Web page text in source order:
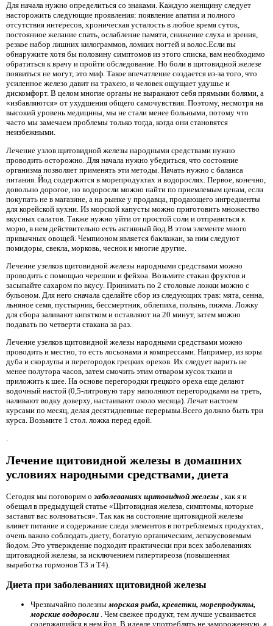
Для начала нужно определиться со знаками. Каждую женщину следует
насторожить следующие проявления: появление апатии и полного
отсутствия интересов, хроническая усталость в любое время суток,
постоянное желание спать, ослабление памяти, снижение слуха и зрения,
резкое набор лишних килограммов, ломких ногтей и волос.Если вы
обнаружите хотя бы половину симптомов из этого списка, вам необходимо
обратиться к врачу и пройти обследование. Но боли в щитовидной железе
появиться не могут, это миф. Такое впечатление создается из-за того, что
усиленное железо давит на трахею, и человек ощущает удушье и
дискомфорт. В целом многие органы не выражают себя прямыми болями, а
«избавляются» от ухудшения общего самочувствия. Поэтому, несмотря на
высокий уровень медицины, мы не стали менее больными, потому что
часто мы замечаем проблемы только тогда, когда они становятся
неизбежными.
Лечение узлов щитовидной железы народными средствами нужно
проводить осторожно. Для начала нужно убедиться, что состояние
организма позволяет применять эти методы. Начать нужно с баланса
питания. Йод содержится в морепродуктах и ​​водорослях. Первое, конечно,
довольно дорогое, но водоросли можно найти по приемлемым ценам, если
покупать не в магазине, а на рынке у продавца, продающего ингредиенты
для корейской кухни. Из морской капусты можно приготовить множество
вкусных салатов. Также нужно уйти от простой соли и отправиться к
морю, в нем действительно есть активный йод.В этом элементе много
привычных овощей. Чемпионом является баклажан, за ним следуют
помидоры, свекла, морковь, чеснок и многие другие.
Лечение узелков щитовидной железы народными средствами можно
проводить с помощью черешни и фейхоа. Возьмите стакан фруктов и
засыпайте сахаром по вкусу. Принимать по 2 столовые ложки можно с
бульоном. Для него сначала сделайте сбор из следующих трав: мята, сенна,
льняное семя, пустырник, бессмертник, облепиха, полынь, пижма. Ложку
для сбора заливают кипятком и оставляют на 20 минут, затем можно
подавать по четверти стакана за раз.
Лечение узелков щитовидной железы народными средствами можно
проводить и местно, то есть лосьонами и компрессами. Например, из коры
дуба и скорлупы и перегородок грецких орехов. Их следует варить не
менее полутора часов, затем смочить этим отваром кусок ткани и
приложить к шее. На основе перегородки грецкого ореха еще делают
водочный настой (0,5-литровую тару наполняют перегородками на треть,
наливают водку доверху, настаивают около месяца). Лечат настоем
курсами по месяц, делая десятидневные перерывы.Всего должно быть три
курса. Возьмите 1 стол. ложка перед едой.
Лечение щитовидной железы в домашних
условиях народными средствами, диета
Сегодня мы поговорим о заболеваниях щитовидной железы , как я и
обещал в предыдущей статье «Щитовидная железа, симптомы, которые
заставят вас волноваться». Так как на состояние щитовидной железы
влияет питание и содержание следа элементов в потребляемых продуктах,
очень важно соблюдать диету, богатую органическим, легкоусвояемым
йодом. Это утверждение подходит практически при всех заболеваниях
щитовидной железы, за исключением гипертиреоза (повышенная
выработка гормонов Т3 и Т4).
Диета при заболеваниях щитовидной железы
Чрезвычайно полезныморская рыба, креветки, морепродукты,
морские водоросли . Чем свежее продукт, тем лучше усваивается
содержащийся в нем йод. В идеале употреблять не замороженную, а